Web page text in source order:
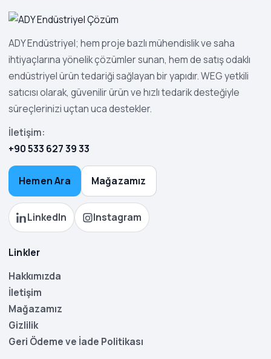
ADY Endüstriyel; hem proje bazlı mühendislik ve saha
ihtiyaçlarına yönelik çözümler sunan, hem de satış odaklı
endüstriyel ürün tedariği sağlayan bir yapıdır. WEG yetkili
satıcısı olarak, güvenilir ürün ve hızlı tedarik desteğiyle
süreçlerinizi uçtan uca destekler.
İletişim:
+90 533 627 39 33
Hemen Ara Mağazamız
LinkedIn Instagram
Linkler
Hakkımızda
İletişim
Mağazamız
Gizlilik
Geri Ödeme ve İade Politikası